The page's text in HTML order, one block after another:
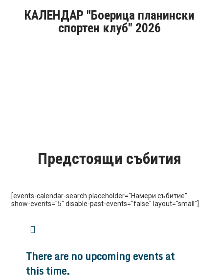
КАЛЕНДАР "Боерица планински
спортен клуб" 2026
Предстоящи събития
[events-calendar-search placeholder="Намери събитие"
show-events="5" disable-past-events="false" layout="small"]
There are no upcoming events at
this time.